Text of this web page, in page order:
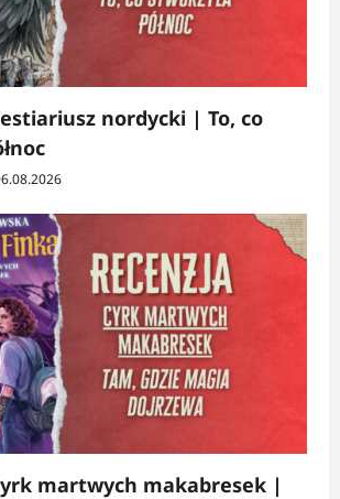
nordycki | To, co
martwych makabresek |